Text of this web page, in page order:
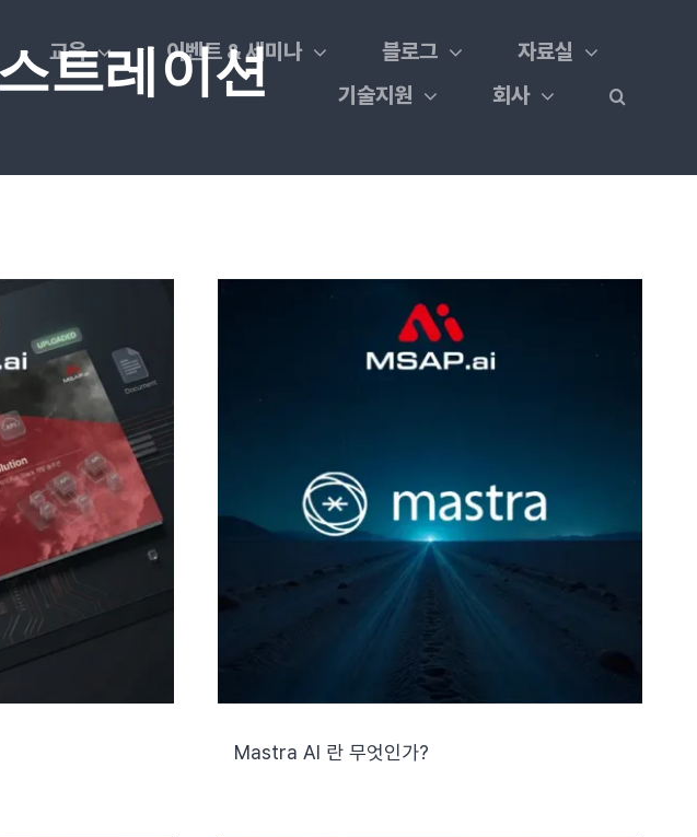
교육 이벤트 & 세미나 블로그
자료실
기술지원
회사
트레이션
Mastra AI 란 무엇인가?